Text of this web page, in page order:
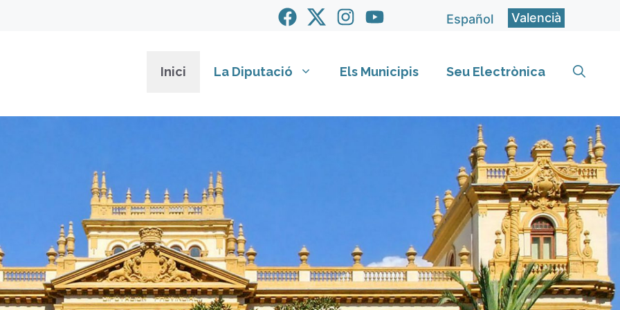
Español Valencià
Inici La Diputació Els Municipis Seu Electrònica